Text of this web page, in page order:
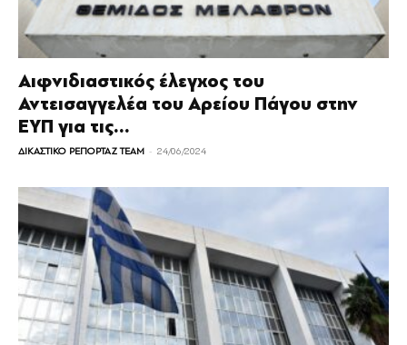
Αιφνιδιαστικός έλεγχος του
Αντεισαγγελέα του Αρείου Πάγου στην
ΕΥΠ για τις...
ΔΙΚΑΣΤΙΚΟ ΡΕΠΟΡΤΑΖ TEAM - 24/06/2024